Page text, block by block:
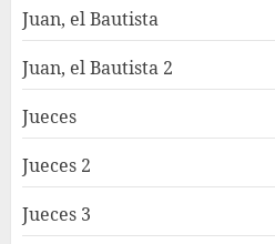
Juan, el Bautista
Juan, el Bautista 2
Jueces
Jueces 2
Jueces 3